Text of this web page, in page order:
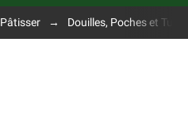
Pâtisser Douilles, Poches et Tube